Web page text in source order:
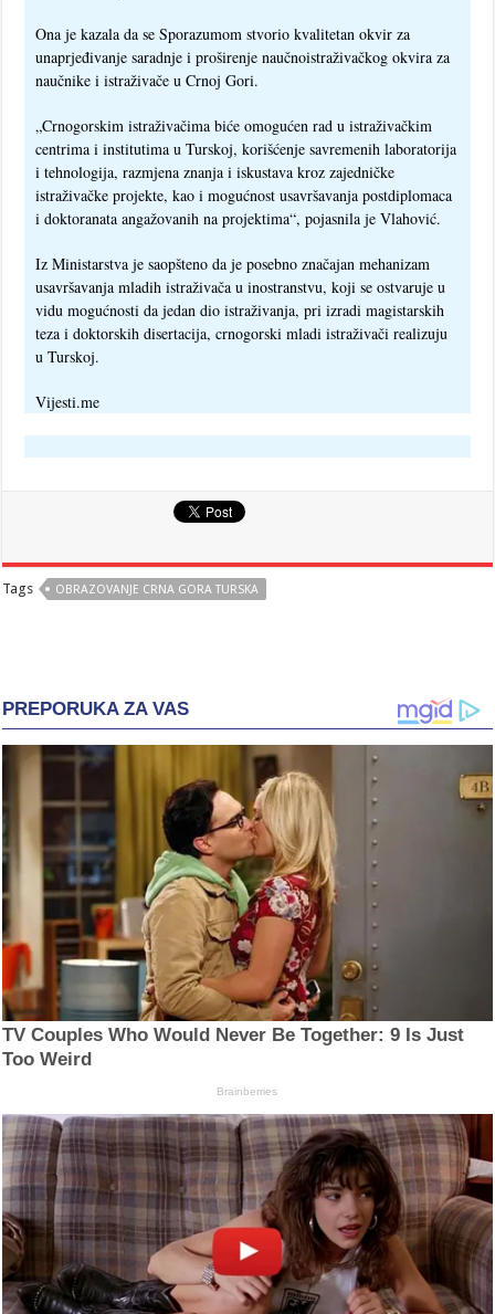
Ona je kazala da se Sporazumom stvorio kvalitetan okvir za
unaprjeđivanje saradnje i proširenje naučnoistraživačkog okvira za
naučnike i istraživače u Crnoj Gori.
„Crnogorskim istraživačima biće omogućen rad u istraživačkim
centrima i institutima u Turskoj, korišćenje savremenih laboratorija
i tehnologija, razmjena znanja i iskustava kroz zajedničke
istraživačke projekte, kao i mogućnost usavršavanja postdiplomaca
i doktoranata angažovanih na projektima“, pojasnila je Vlahović.
Iz Ministarstva je saopšteno da je posebno značajan mehanizam
usavršavanja mladih istraživača u inostranstvu, koji se ostvaruje u
vidu mogućnosti da jedan dio istraživanja, pri izradi magistarskih
teza i doktorskih disertacija, crnogorski mladi istraživači realizuju
u Turskoj.
Vijesti.me
Tags OBRAZOVANJE CRNA GORA TURSKA